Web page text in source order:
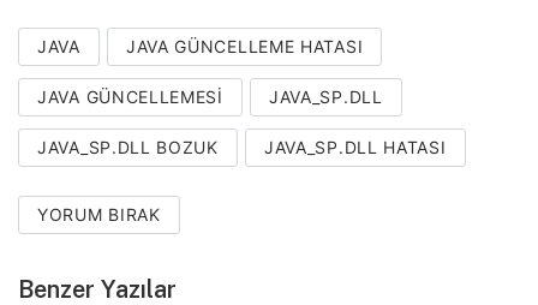
JAVA JAVA GÜNCELLEME HATASI
JAVA GÜNCELLEMESI JAVA_SP.DLL
JAVA_SP.DLL BOZUK JAVA_SP.DLL HATASI
YORUM BIRAK
Benzer Yazılar